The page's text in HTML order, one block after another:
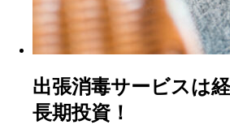
出張消毒サービスは
長期投資！